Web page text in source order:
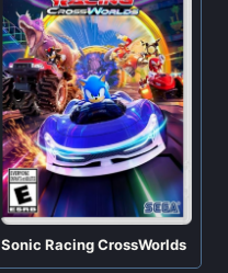
Sonic Racing CrossWorlds